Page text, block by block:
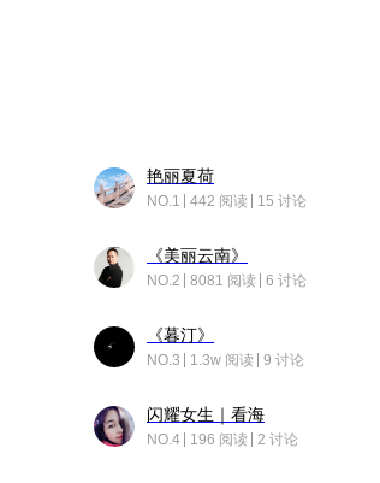
艳丽夏荷
NO.1 442 阅读 15 讨论
《美丽云南》
NO.2 8081 阅读 6 讨论
《暮汀》
NO.3 1.3w 阅读 9 讨论
闪耀女生｜看海
NO.4 196 阅读 2 讨论